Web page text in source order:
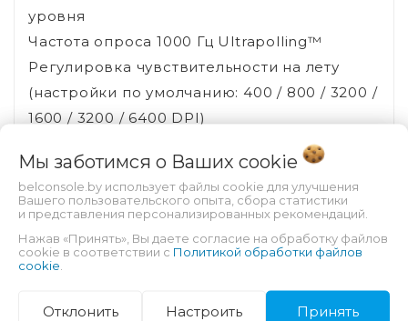
уровня
Частота опроса 1000 Гц Ultrapolling™
Регулировка чувствительности на лету
(настройки по умолчанию: 400 / 800 / 3200 /
1600 / 3200 / 6400 DPI)
Программа управления настройками Razer
Synapse 3
Поддержка режима Hypershift для
назначение кнопкам вторых функций
Зеленная подсветка для модели Black
Белая подсветка для модели White
Сверхгладкие ножки Ultraslick™
Мы заботимся о Ваших cookie
belconsole.by использует файлы cookie для улучшения
Вашего пользовательского опыта, сбора статистики
и представления персонализированных рекомендаций.
Нажав «Принять», Вы даете согласие на обработку файлов
cookie в соответствии с Политикой обработки файлов
cookie
Отклонить Настроить Принять